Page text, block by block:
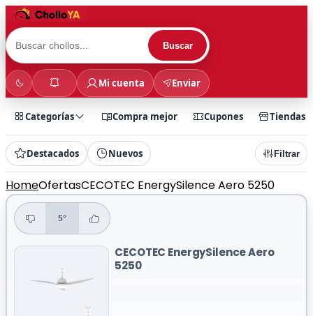
Buscar
Mi cuenta Enviar
Categorías Compra mejor Cupones Tiendas
Destacados Nuevos Filtrar
HomeOfertasCECOTEC EnergySilence Aero 5250
5°
CECOTEC EnergySilence Aero
5250